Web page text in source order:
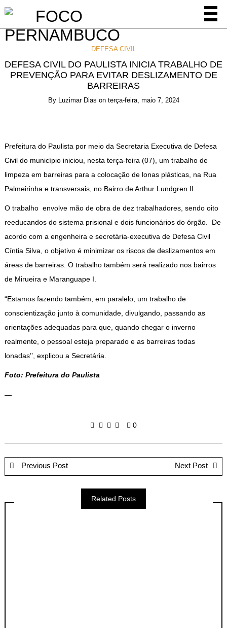
DEFESA CIVIL
DEFESA CIVIL DO PAULISTA INICIA TRABALHO DE
PREVENÇÃO PARA EVITAR DESLIZAMENTO DE
BARREIRAS
By Luzimar Dias on terça-feira, maio 7, 2024
Prefeitura do Paulista por meio da Secretaria Executiva de Defesa
Civil do município iniciou, nesta terça-feira (07), um trabalho de
limpeza em barreiras para a colocação de lonas plásticas, na Rua
Palmeirinha e transversais, no Bairro de Arthur Lundgren II.
O trabalho envolve mão de obra de dez trabalhadores, sendo oito
reeducandos do sistema prisional e dois funcionários do órgão. De
acordo com a engenheira e secretária-executiva de Defesa Civil
Cíntia Silva, o objetivo é minimizar os riscos de deslizamentos em
áreas de barreiras. O trabalho também será realizado nos bairros
de Mirueira e Maranguape I.
“Estamos fazendo também, em paralelo, um trabalho de
conscientização junto à comunidade, divulgando, passando as
orientações adequadas para que, quando chegar o inverno
realmente, o pessoal esteja preparado e as barreiras todas
lonadas’’, explicou a Secretária.
Foto: Prefeitura do Paulista
—
0
Previous Post Next Post
Related Posts